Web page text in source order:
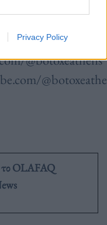
Privacy Policy
@botoxeathens
το OLAFAQ